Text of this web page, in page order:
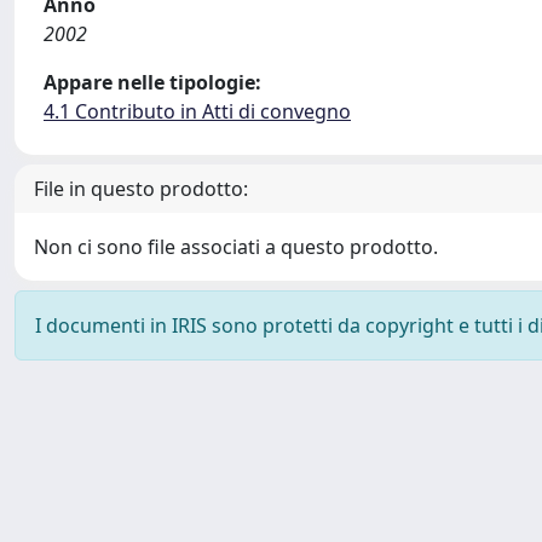
2002
Appare nelle tipologie:
4.1 Contributo in Atti di convegno
File in questo prodotto:
Non ci sono file associati a questo prodotto.
I documenti in IRIS sono protetti da copyright e tutti i